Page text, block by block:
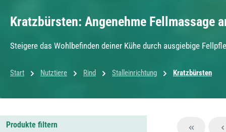
Kratzbürsten: Angenehme Fellmassage
Steigere das Wohlbefinden deiner Kühe durch ausgiebige
Start Nutztiere Rind Stalleinrichtung Kratzbürsten
Produkte filtern